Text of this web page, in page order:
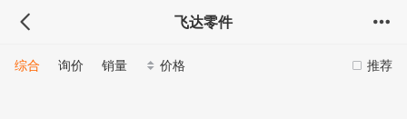
飞达零件
推荐
综合 询价 销量 价格